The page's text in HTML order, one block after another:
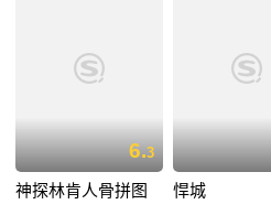
6.3
神探林肯人骨拼图 悍城